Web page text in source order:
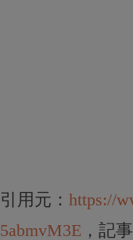
引用元： https://
5abmvM3E ，記